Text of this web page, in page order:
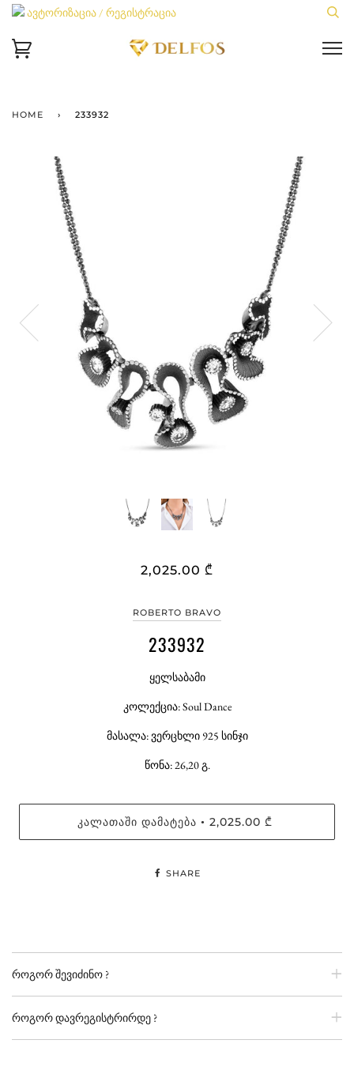
ავტორიზაცია / რეგისტრაცია
HOME › 233932
2,025.00 ₾
ROBERTO BRAVO
233932
ყელსაბამი
კოლექცია: Soul Dance
მასალა: ვერცხლი 925 სინჯი
წონა: 26,20 გ.
ᲙᲐᲚᲐᲗᲐᲨᲘ ᲓᲐᲛᲐᲢᲔᲑᲐ • 2,025.00 ₾
SHARE
როგორ შევიძინო ?
როგორ დავრეგისტრირდე ?